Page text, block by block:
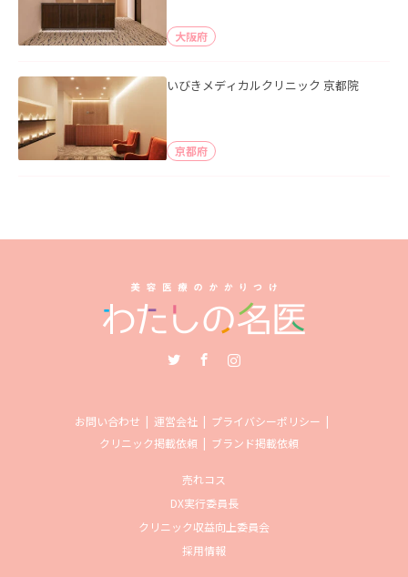
大阪府
いびきメディカルクリニック 京都院
京都府
お問い合わせ 運営会社
プライバシーポリシー
クリニック掲載依頼
ブランド掲載依頼
売れコス
DX実行委員長
クリニック収益向上委員会
採用情報